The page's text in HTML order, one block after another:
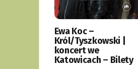
Ewa Koc –
Król/Tyszkowski |
koncert we
Katowicach – Bilety